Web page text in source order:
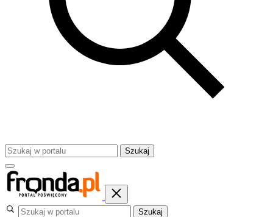
Szukaj
Szukaj